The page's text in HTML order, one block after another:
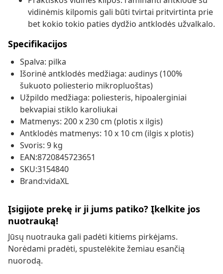
vidinėmis kilpomis gali būti tvirtai pritvirtinta prie
bet kokio tokio paties dydžio antklodės užvalkalo.
Specifikacijos
Spalva: pilka
Išorinė antklodės medžiaga: audinys (100%
šukuoto poliesterio mikropluoštas)
Užpildo medžiaga: poliesteris, hipoalerginiai
bekvapiai stiklo karoliukai
Matmenys: 200 x 230 cm (plotis x ilgis)
Antklodės matmenys: 10 x 10 cm (ilgis x plotis)
Svoris: 9 kg
EAN:8720845723651
SKU:3154840
Brand:vidaXL
Įsigijote prekę ir ji jums patiko? Įkelkite jos
nuotrauką!
Jūsų nuotrauka gali padėti kitiems pirkėjams.
Norėdami pradėti, spustelėkite žemiau esančią
nuorodą.